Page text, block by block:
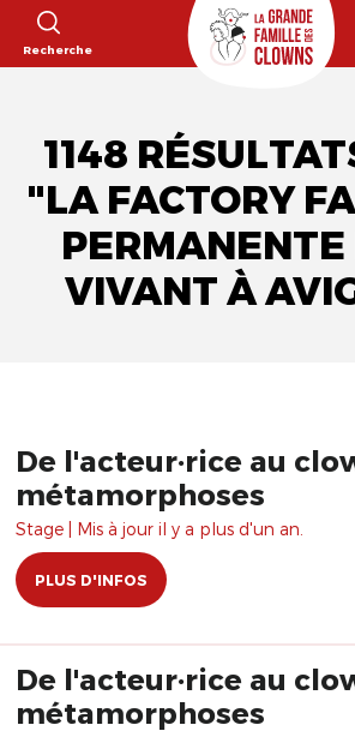
Recherche
1148
"LA FACTORY
VIVANT À
De l'acteur·rice au
métamorphoses
Stage | Mis à jour il y a plus d'un an.
PLUS D'INFOS
De l'acteur·rice au
métamorphoses